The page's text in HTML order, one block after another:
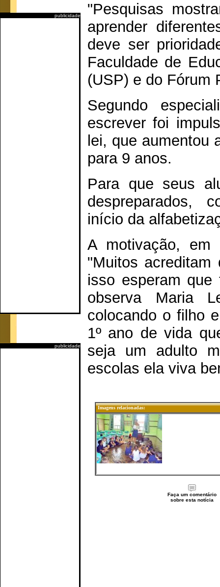
publicidade
publicidade
"Pesquisas
aprender
deve ser
Faculdade de
(USP) e do Fórum
Segundo
escrever foi
lei, que aumentou
para 9 anos.
Para que seus
despreparados,
início da
A motivação, em
"Muitos
isso esperam que
observa Maria
colocando o filho
1º ano de vida
seja um adulto
escolas ela viva
Imagens relacionadas:
Faça um comentário
sobre esta notícia